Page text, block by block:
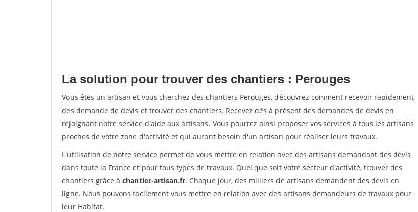
La solution pour trouver des chantiers : Perouges
Vous êtes un artisan et vous cherchez des chantiers Perouges, découvrez comment recevoir rapidement
des demande de devis et trouver des chantiers. Recevez dès à présent des demandes de devis en
rejoignant notre service d'aide aux artisans. Vous pourrez ainsi proposer vos services à tous les artisans
proches de votre zone d'activité et qui auront besoin d'un artisan pour réaliser leurs travaux.
L'utilisation de notre service permet de vous mettre en relation avec des artisans demandant des devis
dans toute la France et pour tous types de travaux. Quel que soit votre secteur d'activité, trouver des
chantiers grâce à chantier-artisan.fr. Chaque jour, des milliers de artisans demandent des devis en
ligne. Nous pouvons facilement vous mettre en relation avec des artisans demandeurs de travaux pour
leur Habitat.